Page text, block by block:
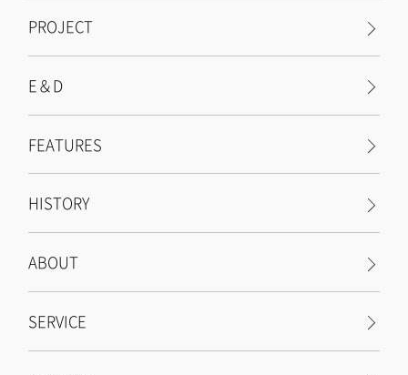
PROJECT
E＆D
FEATURES
HISTORY
ABOUT
SERVICE